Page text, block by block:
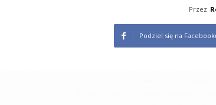
Przez
Podziel się na